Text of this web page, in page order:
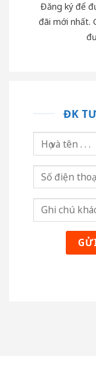
Đăng ký để
đãi mới nhất.
ĐK